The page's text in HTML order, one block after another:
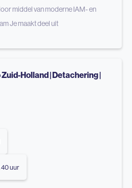
middel van moderne IAM- en
Je maakt deel uit
Holland | Detachering |
40 uur